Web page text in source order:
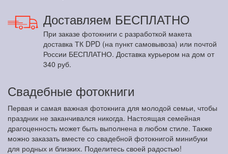
Доставляем БЕСПЛАТНО
При заказе фотокниги с разработкой макета
доставка ТК DPD (на пункт самовывоза) или почтой
России БЕСПЛАТНО. Доставка курьером на дом от
340 руб.
Свадебные фотокниги
Первая и самая важная фотокнига для молодой семьи, чтобы
праздник не заканчивался никогда. Настоящая семейная
драгоценность может быть выполнена в любом стиле. Также
можно заказать вместе со свадебной фотокнигой минибуки
для родных и близких. Поделитесь своей радостью!